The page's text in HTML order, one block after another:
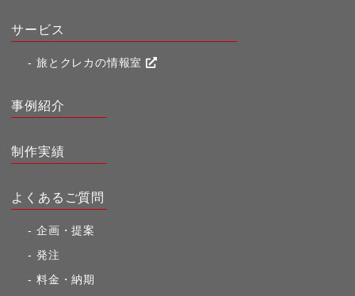
サービス
旅とクレカの情報室
事例紹介
制作実績
よくあるご質問
企画・提案
発注
料金・納期